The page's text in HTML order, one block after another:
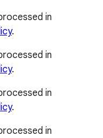
in
.
in
.
in
.
in